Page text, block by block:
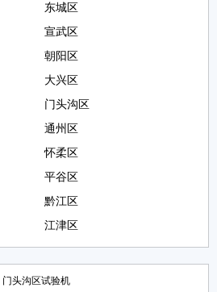
东城区
宣武区
朝阳区
大兴区
门头沟区
通州区
怀柔区
平谷区
黔江区
江津区
门头沟区试验机